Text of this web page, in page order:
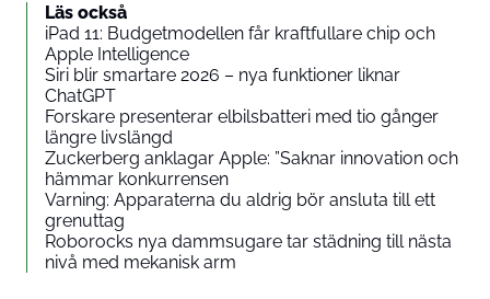
Läs också
iPad 11: Budgetmodellen får kraftfullare chip och
Apple Intelligence
Siri blir smartare 2026 – nya funktioner liknar
ChatGPT
Forskare presenterar elbilsbatteri med tio gånger
längre livslängd
Zuckerberg anklagar Apple: ”Saknar innovation och
hämmar konkurrensen
Varning: Apparaterna du aldrig bör ansluta till ett
grenuttag
Roborocks nya dammsugare tar städning till nästa
nivå med mekanisk arm